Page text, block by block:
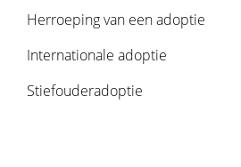
Herroeping van een adoptie
Internationale adoptie
Stiefouderadoptie